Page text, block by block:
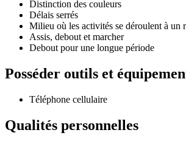
Distinction des couleurs
Délais serrés
Milieu où les activités se déroulent à un
Assis, debout et marcher
Debout pour une longue période
Posséder outils et
Téléphone cellulaire
Qualités personnelles